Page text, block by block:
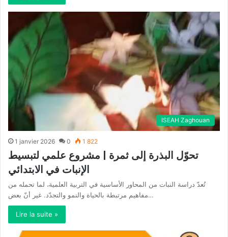
ISEAH Zaghouan
1 janvier 2026 0 1 822
تحوّل البذرة إلى ثمرة | مشروع علمي لتبسيط
الإنبات في الابتدائي
تُعدّ دراسة النبات من المحاور الأساسية في التربية العلمية، لما تحمله من
مفاهيم مرتبطة بالحياة والنمو والتجدّد. غير أنّ بعض…
Lire la suite »